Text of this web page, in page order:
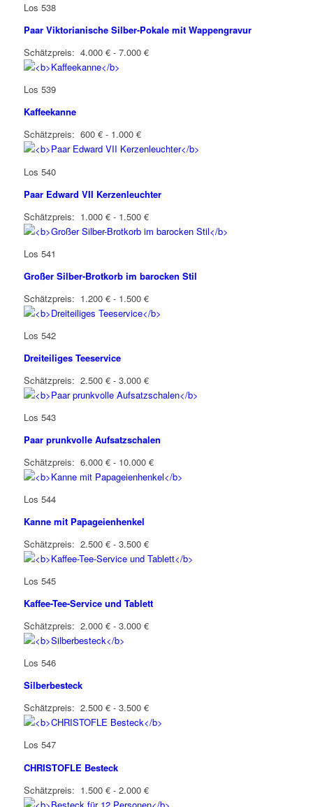
Los 538
Paar Viktorianische Silber-Pokale mit Wappengravur
Schätzpreis: 4.000 € - 7.000 €
Los 539
Kaffeekanne
Schätzpreis: 600 € - 1.000 €
Los 540
Paar Edward VII Kerzenleuchter
Schätzpreis: 1.000 € - 1.500 €
Los 541
Großer Silber-Brotkorb im barocken Stil
Schätzpreis: 1.200 € - 1.500 €
Los 542
Dreiteiliges Teeservice
Schätzpreis: 2.500 € - 3.000 €
Los 543
Paar prunkvolle Aufsatzschalen
Schätzpreis: 6.000 € - 10.000 €
Los 544
Kanne mit Papageienhenkel
Schätzpreis: 2.500 € - 3.500 €
Los 545
Kaffee-Tee-Service und Tablett
Schätzpreis: 2.000 € - 3.000 €
Los 546
Silberbesteck
Schätzpreis: 2.500 € - 3.500 €
Los 547
CHRISTOFLE Besteck
Schätzpreis: 1.500 € - 2.000 €